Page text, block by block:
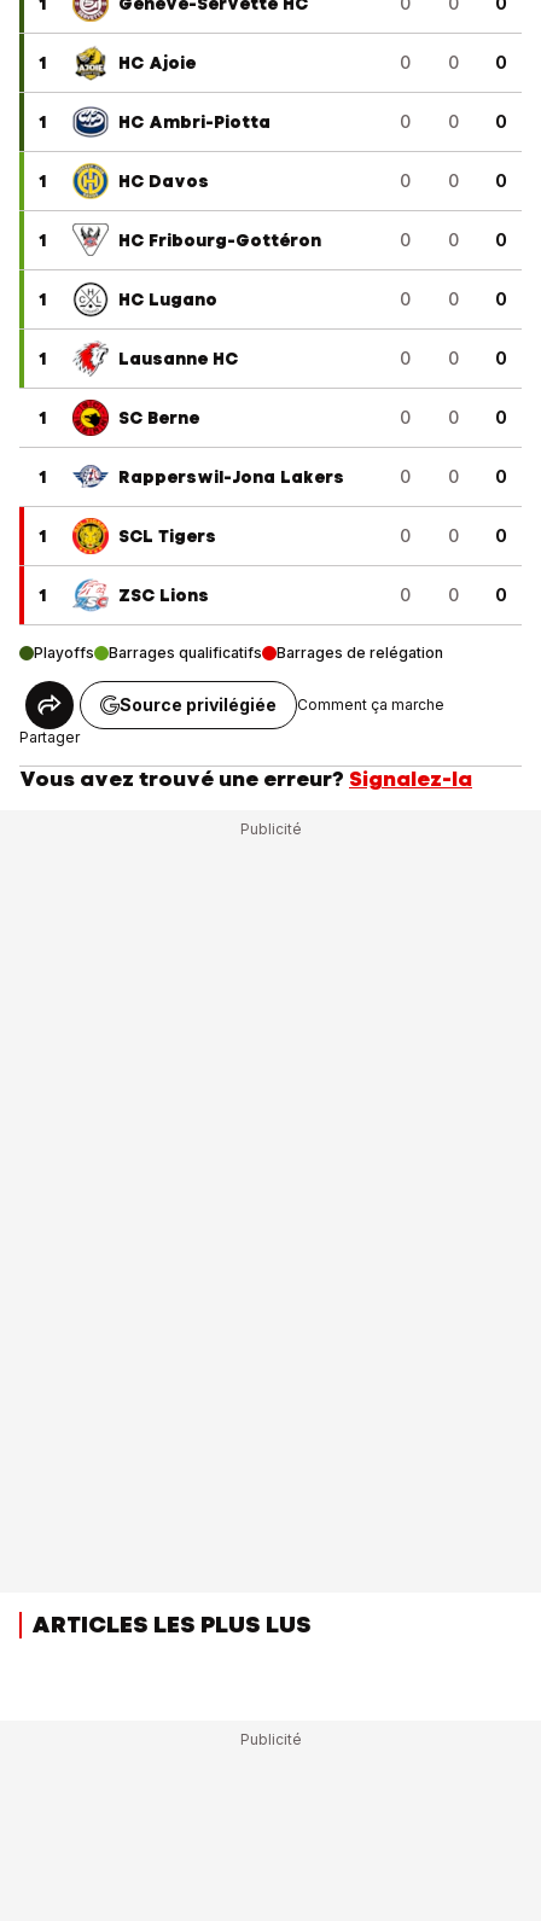
1 HC Ajoie 0 0 0
1 HC Ambri-Piotta 0 0 0
1 HC Davos 0 0 0
1 HC Fribourg-Gottéron 0 0 0
1 HC Lugano 0 0 0
1 Lausanne HC 0 0 0
1 SC Berne 0 0 0
1 Rapperswil-Jona Lakers 0 0 0
1 SCL Tigers 0 0 0
1 ZSC Lions 0 0 0
Playoffs Barrages qualificatifs Barrages de relégation
Partager
Source privilégiée Comment ça marche
Vous avez trouvé une erreur? Signalez-la
ARTICLES LES PLUS LUS